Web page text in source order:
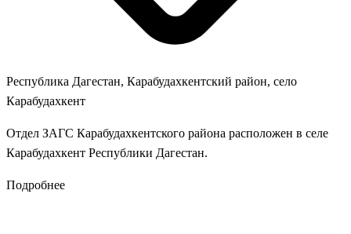
Республика Дагестан, Карабудахкентский район, село
Карабудахкент
Отдел ЗАГС Карабудахкентского района расположен в селе
Карабудахкент Республики Дагестан.
Подробнее